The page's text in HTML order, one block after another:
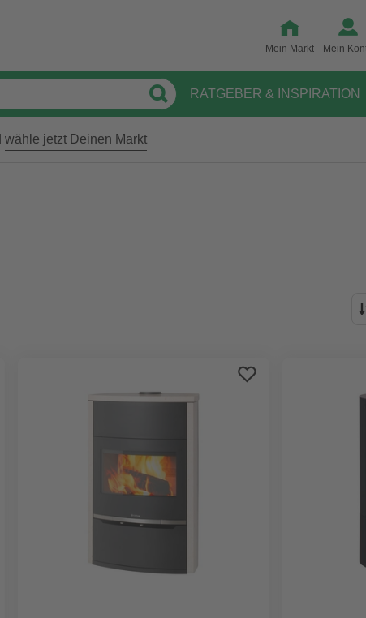
Mein Markt Mein
RATGEBER & INSPIRATION
wähle jetzt Deinen Markt